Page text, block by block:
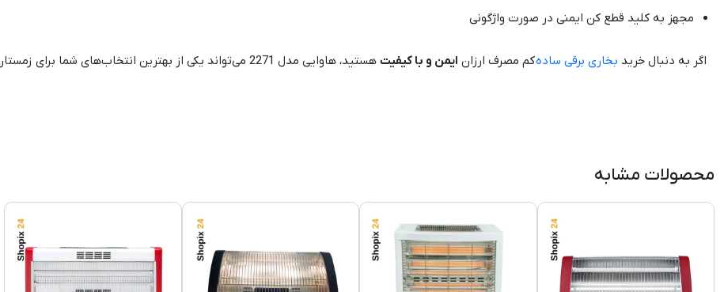
مجهز به کلید قطع کن ایمنی در صورت واژگونی
اگر به دنبال خرید بخاری برقی سادهکم مصرف ارزان ایمن و با کیفیت هستید، هاوایی مدل 2271 می‌تواند یکی از بهترین انتخاب‌های شما برای زمستان باشد.
محصولات مشابه